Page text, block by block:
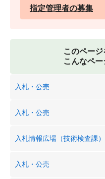
指定管理者の募集
このペー
こんなペ
入札・公売
入札・公売
入札情報広場（技術検査課）
入札・公売